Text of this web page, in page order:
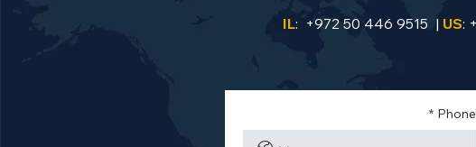
IL: +972 50 446 9515 | US:
Phone
*